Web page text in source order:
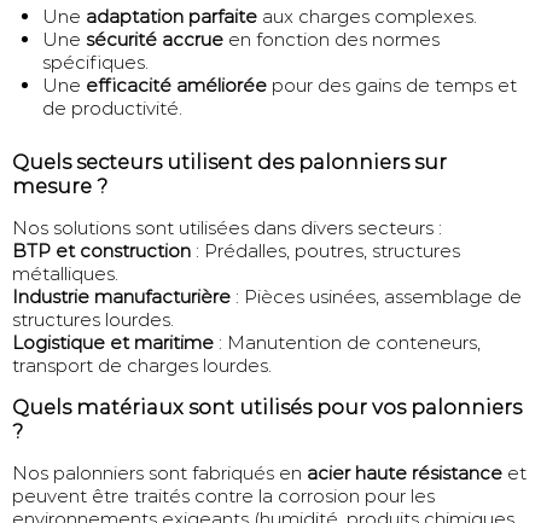
Une adaptation parfaite aux charges complexes.
Une sécurité accrue en fonction des normes
spécifiques.
Une efficacité améliorée pour des gains de temps et
de productivité.
Quels secteurs utilisent des palonniers sur
mesure ?
Nos solutions sont utilisées dans divers secteurs :
BTP et construction : Prédalles, poutres, structures
métalliques.
Industrie manufacturière : Pièces usinées, assemblage de
structures lourdes.
Logistique et maritime : Manutention de conteneurs,
transport de charges lourdes.
Quels matériaux sont utilisés pour vos palonniers
?
Nos palonniers sont fabriqués en acier haute résistance et
peuvent être traités contre la corrosion pour les